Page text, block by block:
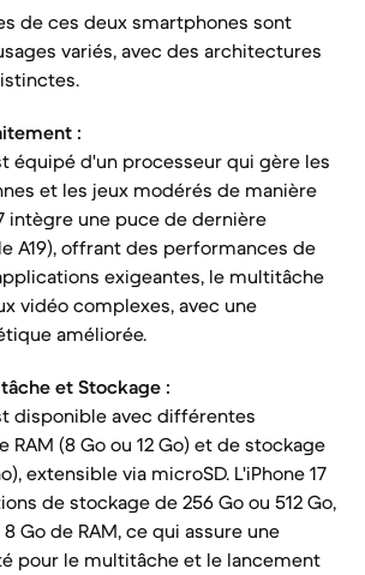
de ces deux smartphones sont
variés, avec des architectures
:
équipé d'un processeur qui gère les
et les jeux modérés de manière
intègre une puce de dernière
A19), offrant des performances de
exigeantes, le multitâche
vidéo complexes, avec une
améliorée.
et Stockage :
disponible avec différentes
RAM (8 Go ou 12 Go) et de stockage
extensible via microSD. L'iPhone 17
de stockage de 256 Go ou 512 Go,
Go de RAM, ce qui assure une
pour le multitâche et le lancement